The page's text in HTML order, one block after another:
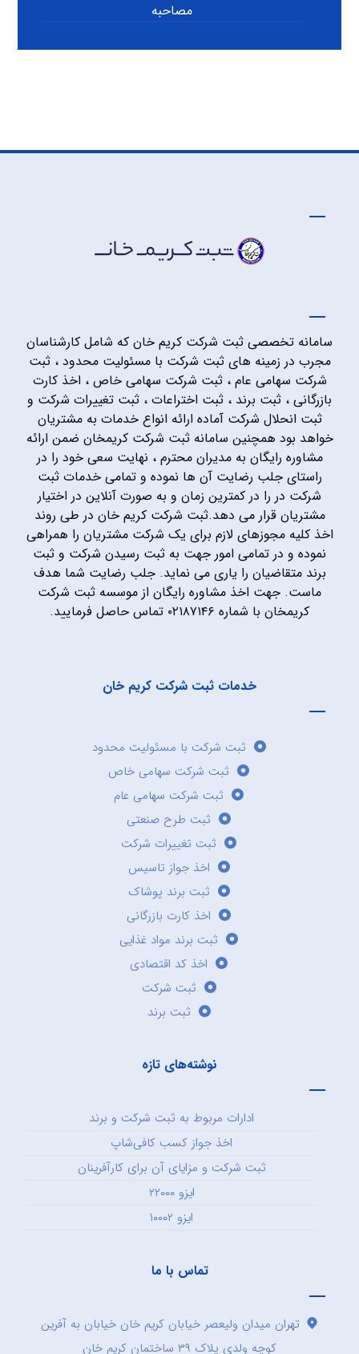
مصاحبه
سامانه تخصصی ثبت شرکت کریم خان که شامل کارشناسان
مجرب در زمینه های ثبت شرکت با مسئولیت محدود ، ثبت
شرکت سهامی عام ، ثبت شرکت سهامی خاص ، اخذ کارت
بازرگانی ، ثبت برند ، ثبت اختراعات ، ثبت تغییرات شرکت و
ثبت انحلال شرکت آماده ارائه انواع خدمات به مشتریان
خواهد بود همچنین سامانه ثبت شرکت کریمخان ضمن ارائه
مشاوره رایگان به مدیران محترم ، نهایت سعی خود را در
راستای جلب رضایت آن ها نموده و تمامی خدمات ثبت
شرکت در را در کمترین زمان و به صورت آنلاین در اختیار
مشتریان قرار می دهد.ثبت شرکت کریم خان در طی روند
اخذ کلیه مجوزهای لازم برای یک شرکت مشتریان را همراهی
نموده و در تمامی امور جهت به ثبت رسیدن شرکت و ثبت
برند متقاضیان را یاری می نماید. جلب رضایت شما هدف
ماست. جهت اخذ مشاوره رایگان از موسسه ثبت شرکت
کریمخان با شماره ۰۲۱۸۷۱۴۶ تماس حاصل فرمایید.
خدمات ثبت شرکت کریم خان
ثبت شرکت با مسئولیت محدود
ثبت شرکت سهامی خاص
ثبت شرکت سهامی عام
ثبت طرح صنعتی
ثبت تغییرات شرکت
اخذ جواز تاسیس
ثبت برند پوشاک
اخذ کارت بازرگانی
ثبت برند مواد غذایی
اخذ کد اقتصادی
ثبت شرکت
ثبت برند
نوشته‌های تازه
ادارات مربوط به ثبت شرکت و برند
اخذ جواز کسب کافی‌شاپ
ثبت شرکت و مزایای آن برای کارآفرینان
ایزو ۲۲۰۰۰
ایزو ۱۰۰۰۲
تماس با ما
تهران میدان ولیعصر خیابان کریم خان خیابان به آفرین
کوچه ولدی پلاک ۳۹ ساختمان کریم خان